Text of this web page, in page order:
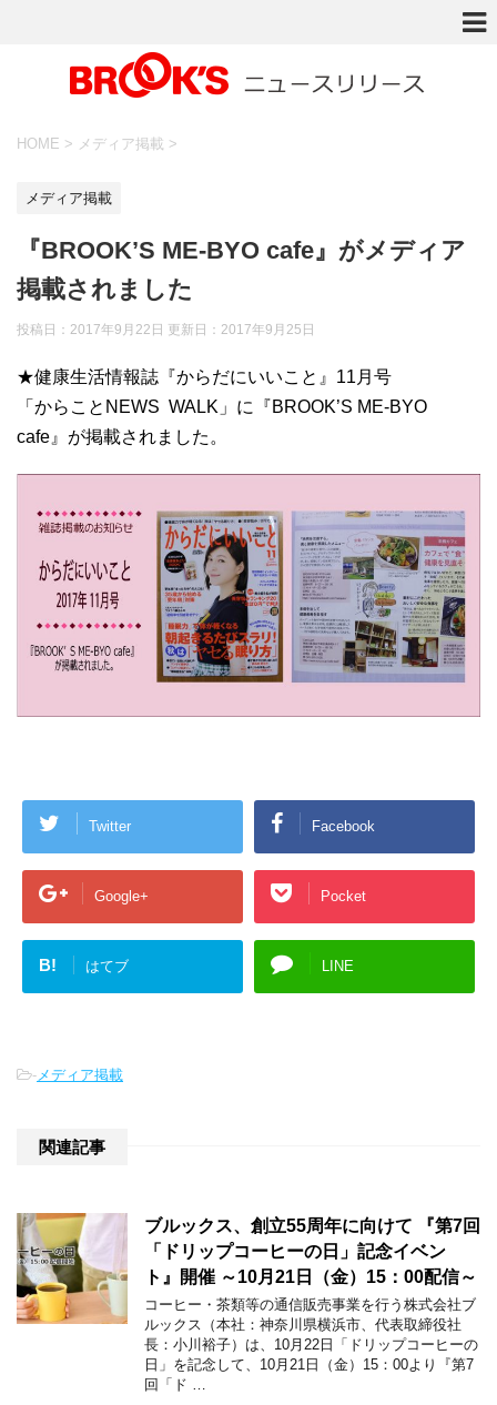
HOME > メディア掲載 >
メディア掲載
『BROOK’S ME-BYO cafe』がメディア
掲載されました
投稿日：2017年9月22日 更新日： 2017年9月25日
★健康生活情報誌『からだにいいこと』11月号
「からことNEWS WALK」に『BROOK’S ME-BYO
cafe』が掲載されました。
Twitter Facebook
Google+ Pocket
B! はてブ LINE
- メディア掲載
関連記事
ブルックス、創立55周年に向けて 『第7回
「ドリップコーヒーの日」記念イベン
ト』開催 ～10月21日（金）15：00配信～
コーヒー・茶類等の通信販売事業を行う株式会社ブ
ルックス（本社：神奈川県横浜市、代表取締役社
長：小川裕子）は、10月22日「ドリップコーヒーの
日」を記念して、10月21日（金）15：00より『第7
回「ド …